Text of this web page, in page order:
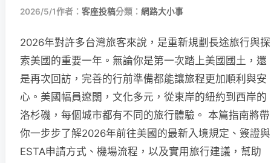
2026/5/1作者： 客座投稿分類： 網路大小事
2026年對許多台灣旅客來說，是重新規劃長途旅行與探
索美國的重要一年。無論你是第一次踏上美國國土，還
是再次回訪，完善的行前準備都能讓旅程更加順利與安
心。美國幅員遼闊，文化多元，從東岸的紐約到西岸的
洛杉磯，每個城市都有不同的旅行體驗。 本篇指南將帶
你一步步了解2026年前往美國的最新入境規定、簽證與
ESTA申請方式、機場流程，以及實用旅行建議，幫助